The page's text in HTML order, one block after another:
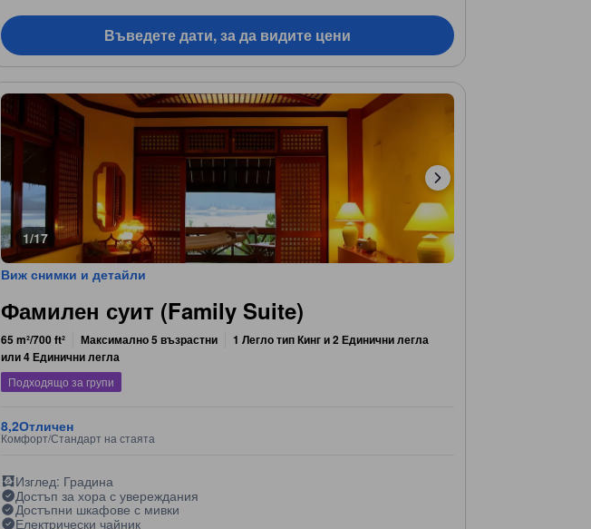
Въведете дати, за да видите цени
1/17
Виж снимки и детайли
Фамилен суит (Family Suite)
65 m²/700 ft² Максимално 5 възрастни
1 Легло тип Кинг и 2 Единични легла
или 4 Единични легла
Подходящо за групи
8,2Отличен
Комфорт/Стандарт на стаята
Изглед: Градина
Достъп за хора с увереждания
Достъпни шкафове с мивки
Електрически чайник